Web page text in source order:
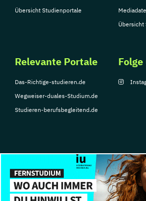
Übersicht Studienportale
Übersicht
Relevante Portale
Das-Richtige-studieren.de
Wegweiser-duales-Studium.de
Studieren-berufsbegleitend.de
© Copyright 2026, TarGroup Media GmbH
Impressum
Datenschutzerklärung